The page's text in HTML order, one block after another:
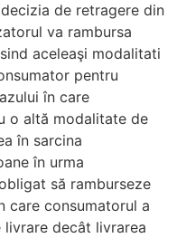
de retragere din
va rambursa
aceleaşi modalitati
pentru
în care
o altă modalitate de
în sarcina
în urma
să ramburseze
care consumatorul a
decât livrarea